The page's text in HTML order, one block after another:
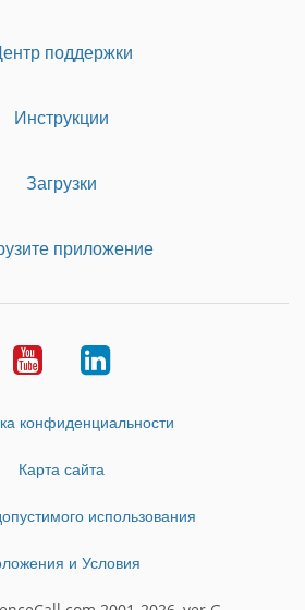
поддержки
Инструкции
Загрузки
приложение
YoutubeLinkedIn
конфиденциальности
Карта сайта
использования
и Условия